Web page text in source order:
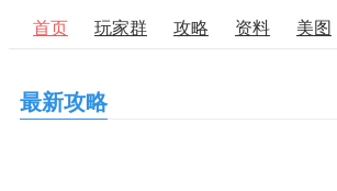
首页 玩家群 攻略 资料 美图
最新攻略